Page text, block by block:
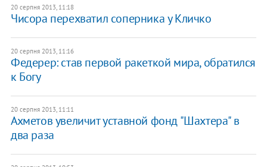
20 серпня 2013, 11:18
Чисора перехватил соперника у Кличко
20 серпня 2013, 11:16
Федерер: став первой ракеткой мира, обратился
к Богу
20 серпня 2013, 11:11
Ахметов увеличит уставной фонд "Шахтера" в
два раза